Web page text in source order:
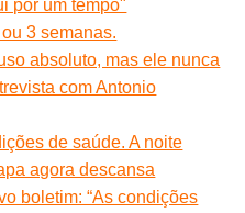
por um tempo"
3 semanas.
absoluto, mas ele nunca
com Antonio
de saúde. A noite
agora descansa
boletim: “As condições